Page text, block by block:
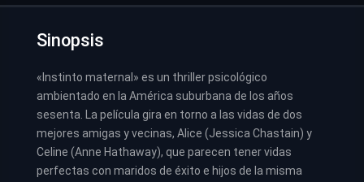
Sinopsis
«Instinto maternal» es un thriller psicológico
ambientado en la América suburbana de los años
sesenta. La película gira en torno a las vidas de dos
mejores amigas y vecinas, Alice (Jessica Chastain) y
Celine (Anne Hathaway), que parecen tener vidas
perfectas con maridos de éxito e hijos de la misma